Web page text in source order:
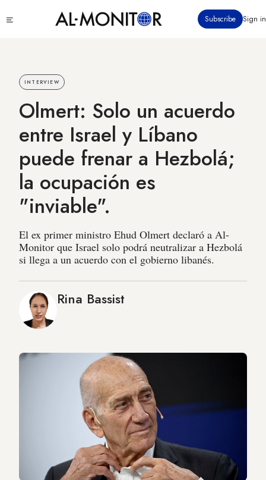
Subscribe Sign in
INTERVIEW
Olmert: Solo un acuerdo
entre Israel y Líbano
puede frenar a Hezbolá;
la ocupación es
"inviable".
El ex primer ministro Ehud Olmert declaró a Al-
Monitor que Israel solo podrá neutralizar a Hezbolá
si llega a un acuerdo con el gobierno libanés.
Rina Bassist